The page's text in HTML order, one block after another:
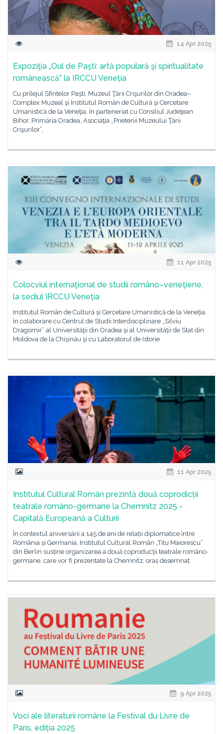
14 Apr 2025
Expoziţia „Oul de Paşti: artă populară şi spiritualitate
românească” la IRCCU Veneția
Cu prilejul Sfintelor Paşti, Muzeul Ţării Crişurilor din Oradea–
Complex Muzeal şi Institutul Român de Cultură şi Cercetare
Umanistică de la Veneţia, în parteneriat cu Consiliul Judeţean
Bihor, Primăria Oradea, Asociaţia „Prietenii Muzeului Ţării
Crişurilor”,
11 Apr 2025
Colocviul internaţional de studii româno–veneţiene,
la sediul IRCCU Veneția
Institutul Român de Cultură şi Cercetare Umanistică de la Veneţia,
în colaborare cu Centrul de Studii Interdisciplinare „Silviu
Dragomir” al Universităţii din Oradea şi al Universităţii de Stat din
Moldova de la Chişinău şi cu Laboratorul de Istorie
11 Apr 2025
Institutul Cultural Român prezintă două coprodicții
teatrale româno-germane la Chemnitz 2025 -
Capitală Europeană a Culturii
În contextul aniversării a 145 de ani de relații diplomatice între
România și Germania, Institutul Cultural Român „Titu Maiorescu”
din Berlin susține organizarea a două coproducții teatrale româno-
germane, care vor fi prezentate la Chemnitz, oraș desemnat
9 Apr 2025
Voci ale literaturii române la Festival du Livre de
Paris, ediția 2025